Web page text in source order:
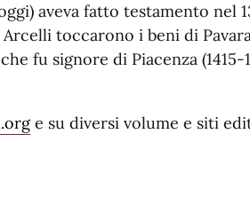
aveva fatto testamento nel
toccarono i beni di
fu signore di Piacenza (1415-
e su diversi volume e siti